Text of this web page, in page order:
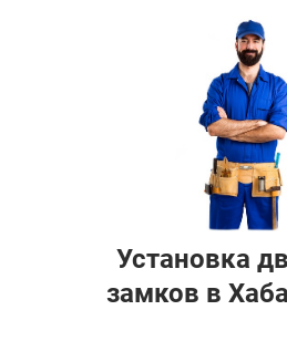
Установка
замков в